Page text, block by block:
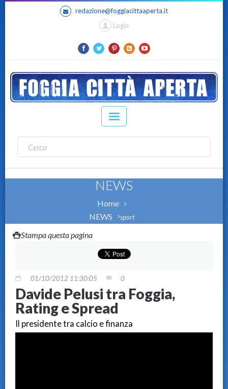
redazione@foggiacittaaperta.it
Login
NEWS
Home
NEWS
sport
Stampa questa pagina
01/10/2012 11:30:05 0
Davide Pelusi tra Foggia,
Rating e Spread
Il presidente tra calcio e finanza